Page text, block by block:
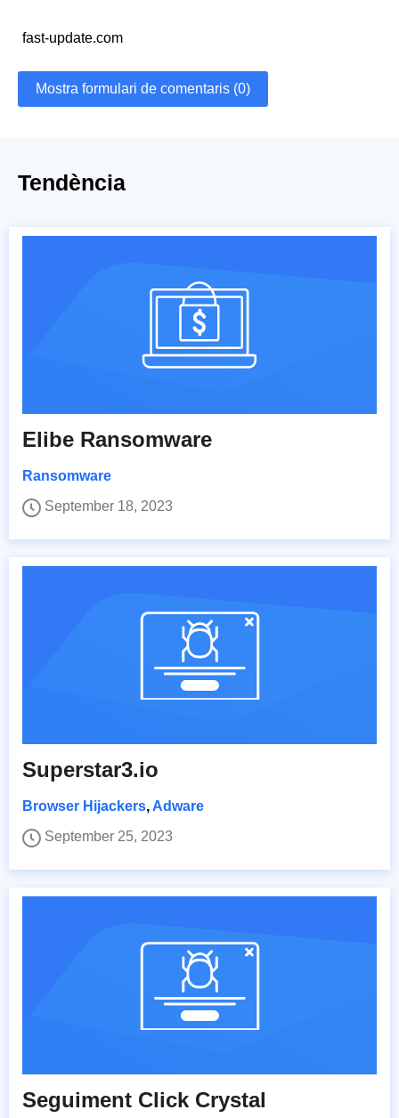
fast-update.com
Mostra formulari de comentaris (0)
Tendència
Elibe Ransomware
Ransomware
September 18, 2023
Superstar3.io
Browser Hijackers, Adware
September 25, 2023
Seguiment Click Crystal